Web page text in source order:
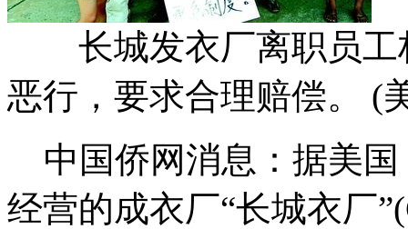
长城发衣厂离职员工
恶行，要求合理赔偿。 (
中国侨网消息：据美国
经营的成衣厂“长城衣厂